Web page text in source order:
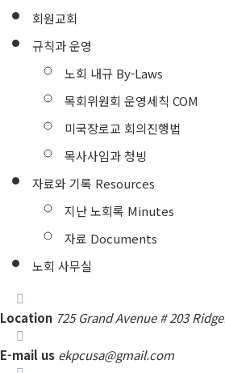
회원교회
규칙과 운영
노회 내규 By-Laws
목회위원회 운영세칙 COM
미국장로교 회의진행법
목사사임과 청빙
자료와 기록 Resources
지난 노회록 Minutes
자료 Documents
노회 사무실
Location 725 Grand Avenue # 203
E-mail us ekpcusa@gmail.com